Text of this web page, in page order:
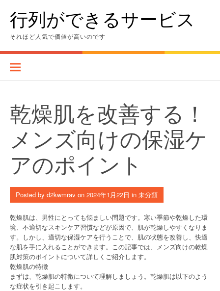
content行列ができるサービス
それほど人気で価値が高いのです
乾燥肌を改善する！
メンズ向けの保湿ケ
アのポイント
Posted by d2kwmrav on 2024年1月22日 in 未分類
乾燥肌は、男性にとっても悩ましい問題です。寒い季節や乾燥した環
境、不適切なスキンケア習慣などが原因で、肌が乾燥しやすくなりま
す。しかし、適切な保湿ケアを行うことで、肌の状態を改善し、快適
な肌を手に入れることができます。この記事では、メンズ向けの乾燥
肌対策のポイントについて詳しくご紹介します。
乾燥肌の特徴
まずは、乾燥肌の特徴について理解しましょう。乾燥肌は以下のよう
な症状を引き起こします。